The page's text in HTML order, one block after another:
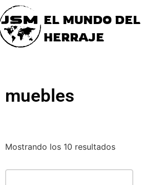
EL MUNDO DEL
HERRAJE
muebles
Mostrando los 10 resultados